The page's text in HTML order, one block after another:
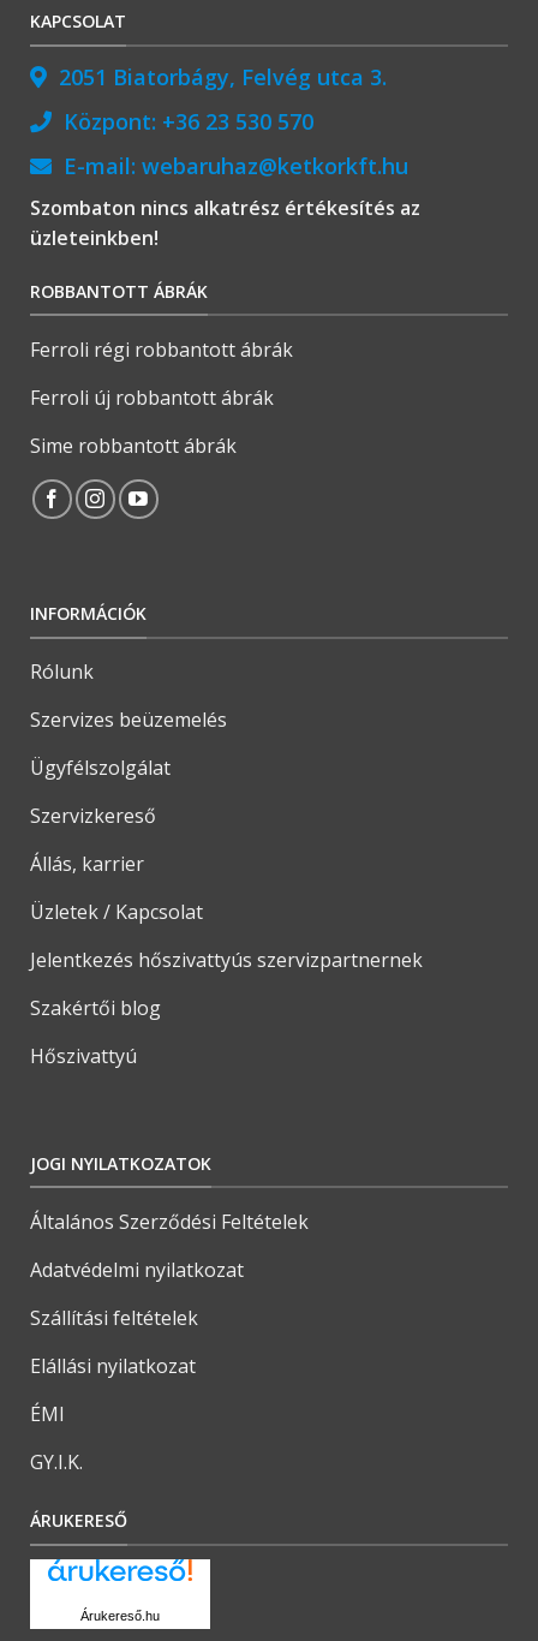
KAPCSOLAT
2051 Biatorbágy, Felvég utca 3.
Központ: +36 23 530 570
E-mail: webaruhaz@ketkorkft.hu
Szombaton nincs alkatrész értékesítés az
üzleteinkben!
ROBBANTOTT ÁBRÁK
Ferroli régi robbantott ábrák
Ferroli új robbantott ábrák
Sime robbantott ábrák
INFORMÁCIÓK
Rólunk
Szervizes beüzemelés
Ügyfélszolgálat
Szervizkereső
Állás, karrier
Üzletek / Kapcsolat
Jelentkezés hőszivattyús szervizpartnernek
Szakértői blog
Hőszivattyú
JOGI NYILATKOZATOK
Általános Szerződési Feltételek
Adatvédelmi nyilatkozat
Szállítási feltételek
Elállási nyilatkozat
ÉMI
GY.I.K.
ÁRUKERESŐ
Árukereső.hu